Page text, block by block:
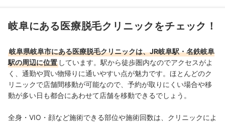
岐阜の医療脱毛クリニック全3選おすすめ人気ランキング
岐阜にある人気の医療脱毛クリニックを徹底比較！
岐阜で通う医療脱毛は自由診療。無料のアフターケアが多いに越したこ
とはない！
美容脱毛と医療脱毛の違いは？
ほかの地域の医療脱毛クリニックもチェック
岐阜にある医療脱毛クリニックをチェック！
岐阜県岐阜市にある医療脱毛クリニックは、JR岐阜駅・名鉄岐阜
駅の周辺に位置 しています。駅から徒歩圏内なのでアクセスがよ
く、通勤や買い物帰りに通いやすい点が魅力です。ほとんどのク
リニックで店舗間移動が可能なので、予約が取りにくい場合や移
動が多い日も都合にあわせて店舗を移動できるでしょう。
全身・VIO・顔など施術できる部位や施術回数は、クリニックによ